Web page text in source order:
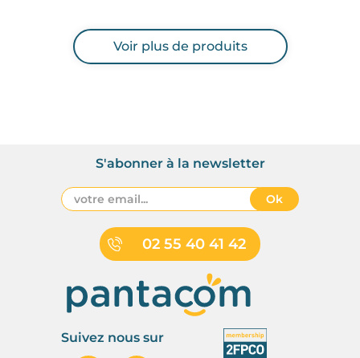
Voir plus de produits
02 55 40 41 42
S'abonner à la newsletter
Ok
Suivez nous sur